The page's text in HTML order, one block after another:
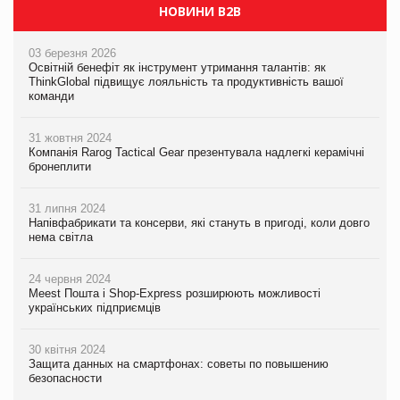
НОВИНИ B2B
03 березня 2026
Освітній бенефіт як інструмент утримання талантів: як
ThinkGlobal підвищує лояльність та продуктивність вашої
команди
31 жовтня 2024
Компанія Rarog Tactical Gear презентувала надлегкі керамічні
бронеплити
31 липня 2024
Напівфабрикати та консерви, які стануть в пригоді, коли довго
нема світла
24 червня 2024
Meest Пошта і Shop-Express розширюють можливості
українських підприємців
30 квітня 2024
Защита данных на смартфонах: советы по повышению
безопасности